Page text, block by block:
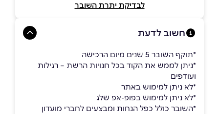
לבדיקת יתרת השובר
חשוב לדעת
*תוקף השובר 5 שנים מיום הרכישה
*ניתן לממש את הקוד בכל חנויות הרשת – רגילות
ועודפים
*לא ניתן למימוש באתר
*לא ניתן למימוש בפופ-אפ שלג
*השובר כולל כפל הנחות ומבצעים לחברי מועדון